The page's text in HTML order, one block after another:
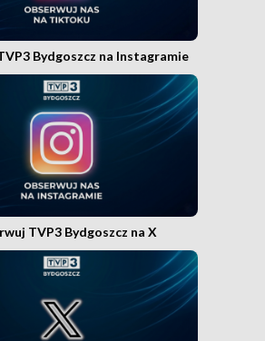
Bydgoszcz na Instagramie
TVP3 Bydgoszcz na X